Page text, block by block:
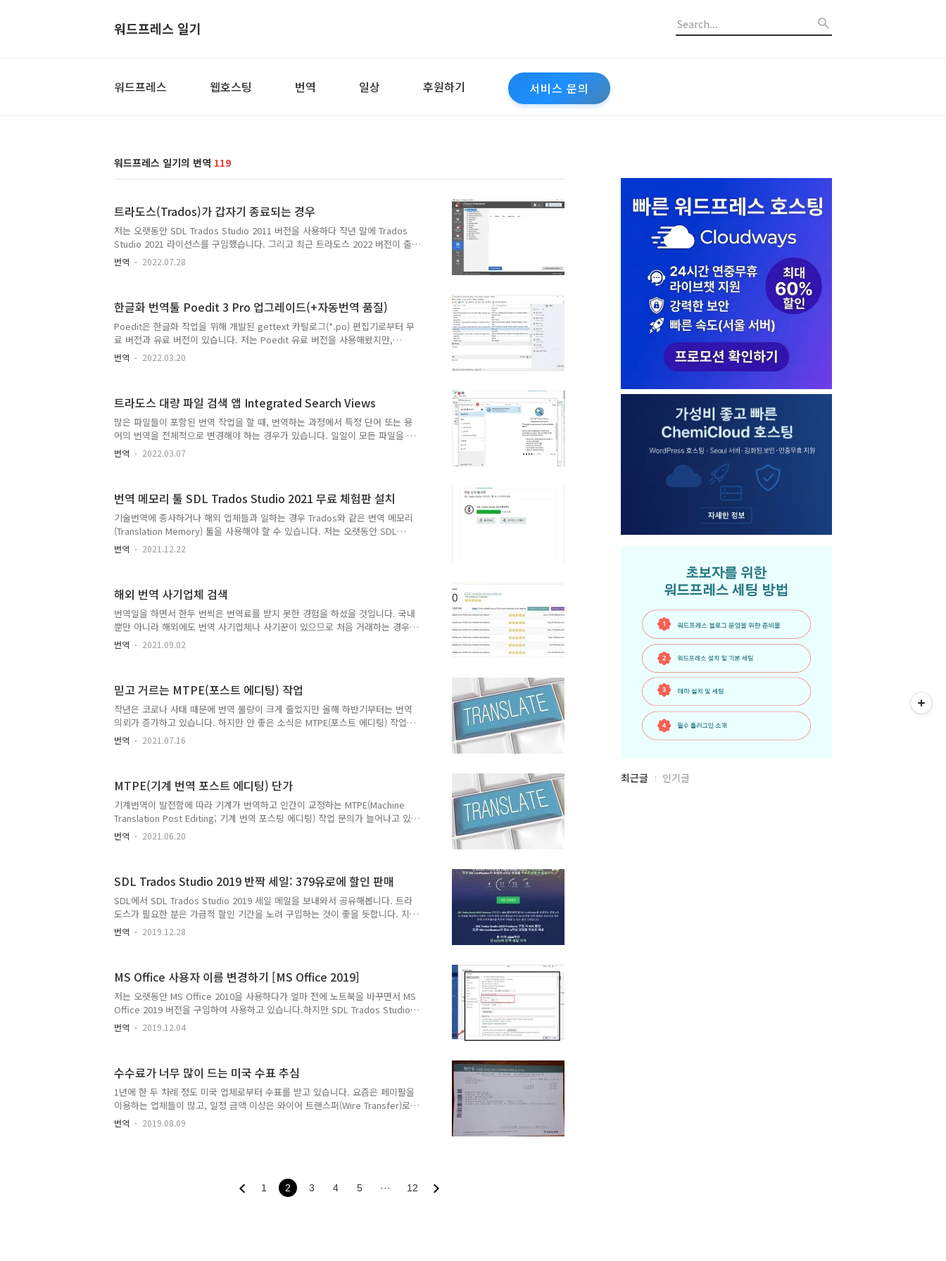
워드프레스 일기
워드프레스 웹호스팅 번역 일상 후원하기 서비스 문의
워드프레스 일기의 번역 119
트라도스(Trados)가 갑자기 종료되는 경우
저는 오랫동안 SDL Trados Studio 2011 버전을 사용하다 작년 말에 Trados
Studio 2021 라이선스를 구입했습니다. 그리고 최근 트라도스 2022 버전이 출시
되었습니다. 제가 구입한 후 몇 달 후에 신 버전이 나왔습니다.ㅠ 트라도스는 새
버전으로 굳이 업그레이드할 필요는 없습니다. 저는 2021 버전을 한 10년 정도
에디팅 작업 문의가 늘어났습니다. 하지만 포스트 에디팅 단가는 황당한 수준으
로 낮게 책정되어 있습니다. 특히, 우리나라에서는 경쟁 심화로 저가 수주가 횡
행하고 조선족까지 가세하여 번역료가 형편없이 내려간 것 같습니..
번역 2022.07.28
한글화 번역툴 Poedit 3 Pro 업그레이드(+자동번역 품질)
Poedit은 한글화 작업을 위해 개발된 gettext 카탈로그(*.po) 편집기로부터 무
료 버전과 유료 버전이 있습니다. 저는 Poedit 유료 버전을 사용해왔지만,
Poedit 3로 업그레이드되면서 라이선스를 업그레이드해야 프로 기능을 사용할
수 있기 때문에 Pro 버전으로 업그레이드했습니다. 한글화 번역툴 Poedit 3
드프레스 테마나 플러그인의 문자열을 번역하는 방법으로 크게 Loco Translate
플러그인을 사용하거나 Poedit 프로그램을 사용할 수 있습니다. 이외에 전문적
으로 번역하고 싶은 경우에는 트라도스 툴..
번역 2022.03.20
트라도스 대량 파일 검색 앱 Integrated Search Views
많은 파일들이 포함된 번역 작업을 할 때, 번역하는 과정에서 특정 단어 또는 용
어의 번역을 전체적으로 변경해야 하는 경우가 있습니다. 일일이 모든 파일을 열
어서 수정하는 것은 매우 비효율적이고 시간도 많이 소요됩니다. 트라도스
(Trados)에서는 Integrated Search Views 앱을 사용하여 여러 파일을 검색하
서 쉽게 검색하여 수정이 가능하지만 많은 파일이 포함된 번역 작업에서는 개별
파일들을 일일이 열고 검색하는 것은 시간이 많이 소요되는 지루한 작업이 됩니
다. Trados에서는 이런 상황에서 Integrated Sear..
번역 2022.03.07
번역 메모리 툴 SDL Trados Studio 2021 무료 체험판 설치
기술번역에 종사하거나 해외 업체들과 일하는 경우 Trados와 같은 번역 메모리
(Translation Memory) 툴을 사용해야 할 수 있습니다. 저는 오랫동안 SDL
Trados Studio 2011 버전을 사용해왔습니다만, 최근 들어 눈의 피로도가 심해
져 최신판 구입을 고려하고 있습니다. 먼저 Trados Studio 2021 무료 체험판을
전 눈이 너무 불편하여 안과에 갔더니 노안이라고 하네요.ㅠ 처음으로 안과에 다
녀왔습니다 어제 평생 처음으로 안과에 다녀왔습니다. 몇 달 전부터 컴퓨터 모니
터를 보고 있으면 금방 피로해지고 눈..
번역 2021.12.22
해외 번역 사기업체 검색
번역일을 하면서 한두 번씩은 번역료를 받지 못한 경험을 하셨을 것입니다. 국내
뿐만 아니라 해외에도 번역 사기업체나 사기꾼이 있으므로 처음 거래하는 경우
위험 신호에 주의하고 번역 사기업체 검색 사이트에서 검색하여 사기꾼이 아닌
지 체크하시면 도움이 될 것입니다. 해외 번역 사기업체 검색 오랜만에 번역 관
니다. 물론 국내고요. 20년도 훨씬 더 지난 일이네요. 이후 국내 번역업체들과
몇 차례 거래했는데, 대부분 투명하지 못한 방식으로 일을 했습니다. 일을 시작
할 때 번역료가 얼마인지 알려주지 않았고, 번역 후에 지급된 돈은 제가 계산한
것과 차이가 ..
번역 2021.09.02
믿고 거르는 MTPE(포스트 에디팅) 작업
작년은 코로나 사태 때문에 번역 물량이 크게 줄었지만 올해 하반기부터는 번역
의뢰가 증가하고 있습니다. 하지만 안 좋은 소식은 MTPE(포스트 에디팅) 작업
문의가 늘었다는 점입니다. 저는 몇 차례 MTPE 의뢰를 하는 업체들에게 번역료
를 물어보니 모두 말도 안 되는 단가를 제시하여 이제는 MTPE 작업 문의는 모
기계번역이 발전함에 따라 기계가 번역하고 인간이 교정하는 MTPE(Machine
Translation Post Editing; 기계 번역 포스팅 에디팅) 작업 문의가 늘어나고 있
고, 이제는 한국어로의 번역에 대해서도 MTPE가 시 ..
번역 2021.07.16
MTPE(기계 번역 포스트 에디팅) 단가
기계번역이 발전함에 따라 기계가 번역하고 인간이 교정하는 MTPE(Machine
Translation Post Editing; 기계 번역 포스팅 에디팅) 작업 문의가 늘어나고 있
고, 이제는 한국어로의 번역에 대해서도 MTPE가 시도되고 있는 것 같습니다. 최
근 한 독일 번역업체가 MTPE 문의를 해와서 MTPE 단가를 물어보았습니다.
하면서 번역 물량이 크게 줄었습니다. 이제 번역을 그만두어야 할 때가 된 것 같
습니다 저는 번역을 시작한지 정확히 20년이 되었습니다. 20년 동안 번역이라는
한 분야에 종사하면서 생계를 유지하고 있다는 것이 신기하기..
번역 2021.06.20
SDL Trados Studio 2019 반짝 세일: 379유로에 할인 판매
SDL에서 SDL Trados Studio 2019 세일 메일을 보내와서 공유해봅니다. 트라
도스가 필요한 분은 가급적 할인 기간을 노려 구입하는 것이 좋을 듯합니다. 지
금 SDL Trados Studio 2019 Freelance 구입 시 45% 할인과 SDL
Certification이 있는 e러닝 과정이 무료로 제공된다고 하네요. 반짝 세일은
트라도스 이벤트 페이지 저는 아직 Trados 2011 버전을 사용하고 있습니다만,
지금까지는 문제가 된 적은 거의 없었습니다. 만약 문제가 되면 트라이얼 버전을
다운로드하여 사용해볼 생각입니다. 트라이얼..
번역 2019.12.28
MS Office 사용자 이름 변경하기 [MS Office 2019]
저는 오랫동안 MS Office 2010을 사용하다가 얼마 전에 노트북을 바꾸면서 MS
Office 2019 버전을 구입하여 사용하고 있습니다.하지만 SDL Trados Studio
버전이 아직도 2010 버전이기 때문에 MS Office 2010을 가상 머신(Virtual
Machine)에 설치하여 트라도스와 함께 사용하고 있습니다.MS Office를 설치할
의 사용자 이름으로 지정되어 있었습니다.MS Office에서 사용자 이름을 변경하
려면 옵션에서 간단히 수정할 수 있습니다. 예를 들어, MS Word 프로그램을 실
행한 후에 '옵션'을 클..
번역 2019.12.04
수수료가 너무 많이 드는 미국 수표 추심
1년에 한 두 차례 정도 미국 업체로부터 수표를 받고 있습니다. 요즘은 페이팔을
이용하는 업체들이 많고, 일정 금액 이상은 와이어 트랜스퍼(Wire Transfer)로
받기도 합니다.수표를 받으면 매우 번거롭습니다. 은행을 방문하여 추심을 요청
해야 하고, 특히 수수료가 높습니다.어제는 동일 업체로부터 받은 수표 2장의 추
달러화는 가급적 환전하지 않고 그대로 두고 있습니다. 어제 은행 직원분이 ETF
에 가입해보면 어떠냐고 웃으면서 권유해왔습니다. ETF가 무엇인지 몰라..
번역 2019.08.09
1 2 3 4 5 ··· 12
최
최근글 인기글